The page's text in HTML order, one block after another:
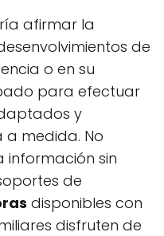
afirmar la
de
o en su
para efectuar
y
a medida. No
información sin
de
disponibles con
disfruten de